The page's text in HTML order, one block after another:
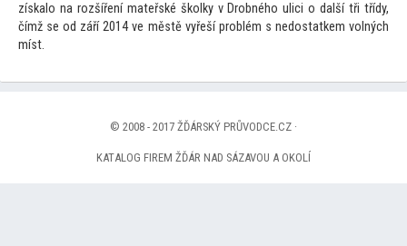
získalo na rozšíření mateřské školky v Drobného ulici o další tři třídy,
čímž se od září 2014 ve městě vyřeší problém s nedostatkem volných
míst.
© 2008 - 2017 ŽĎÁRSKÝ PRŮVODCE.CZ ·
KATALOG FIREM ŽĎÁR NAD SÁZAVOU A OKOLÍ